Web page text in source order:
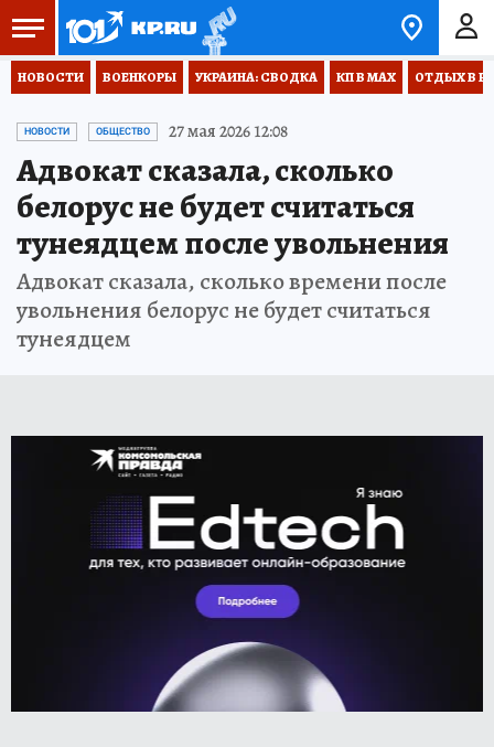
НОВОСТИ ВОЕНКОРЫ УКРАИНА: СВОДКА КП В МАХ ОТДЫХ В
НОВОСТИ ОБЩЕСТВО 27 мая 2026 12:08
Адвокат сказала, сколько
белорус не будет считаться
тунеядцем после увольнения
Адвокат сказала, сколько времени после
увольнения белорус не будет считаться
тунеядцем